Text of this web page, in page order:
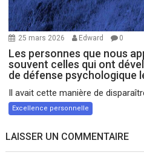
25 mars 2026 Edward 0
Les personnes que nous
souvent celles qui ont
de défense psychologique
Il avait cette manière de
Excellence personnelle
LAISSER UN COMMENTAIRE